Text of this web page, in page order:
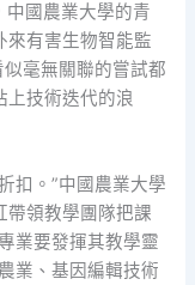
中國農業大學的青
來有害生物智能監
毫無關聯的嘗試都
上技術迭代的浪
扣。”中國農業大學
帶領教學團隊把課
業要發揮其教學靈
業、基因編輯技術